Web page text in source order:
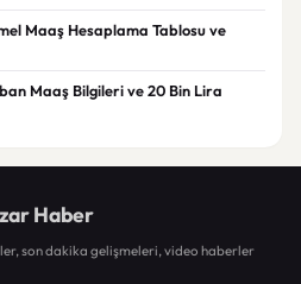
Maaş Hesaplama Tablosu ve
Maaş Bilgileri ve 20 Bin Lira
Haber
son dakika gelişmeleri, video haberler